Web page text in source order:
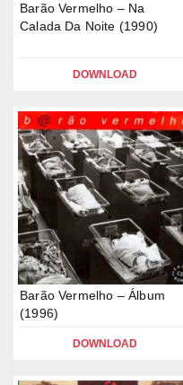
Barão Vermelho – Na
Calada Da Noite (1990)
DOWNLOAD
Barão Vermelho – Álbum
(1996)
DOWNLOAD